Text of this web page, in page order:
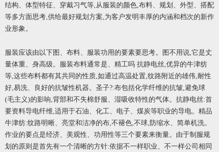
结构、体型特征、穿戴习气等,从服装的颜色,布料、规划、外型、搭配
等多方面思考,供给最好规划方案,为客户发明丰厚的内涵和档次的新作
业形象。
服装应该由以下图、布料、服装功用的要素要思考。图不用说,它是丈
量体重、身高级。服装布料通常是、精工吗 抗静电丝,优异的牛津纺
等,这些布料都有其共同的性质,如通过高温处置,纹路附近的雄伟,耐性
好,易洗、良好的抗皱性机器。圣子?:布包括化学纤维的抗皱,避免球
(毛主义)的影响,背部和不失棉舒服、湿吸收特性的气体。抗静电丝:首
要资料导电纤维,适用于石油、化工、电子、煤炭等职业的导电。精品
牛津纺:纹路明晰、亮堂和洁净的布,不褪色,不球,防缩水、简单机洗。
作业的要点是经济、美观性、功用性等三个要素来衡量。由于制服规
划的原则是首先有一个清晰的方针:依据不一样职业、不一样公司相同